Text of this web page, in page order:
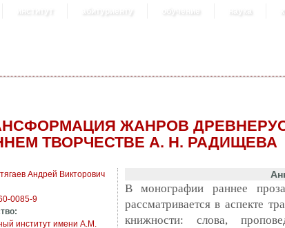
институт абитуриенту обучение наука
ЖАНРОВ
ТВОРЧЕСТВЕ А. Н. РАДИЩЕВА
Андрей Викторович
0085-9
институт имени А.М.
В монографии раннее
рассматривается в аспекте
книжности: слова,